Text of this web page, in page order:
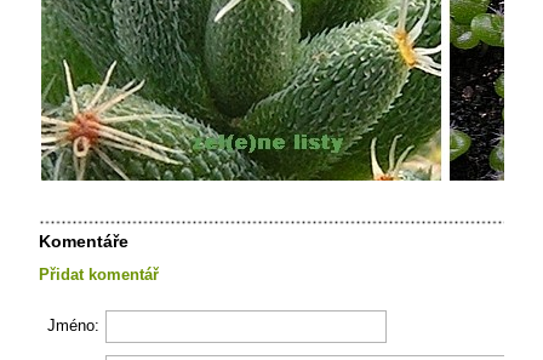
Komentáře
Přidat komentář
Jméno: